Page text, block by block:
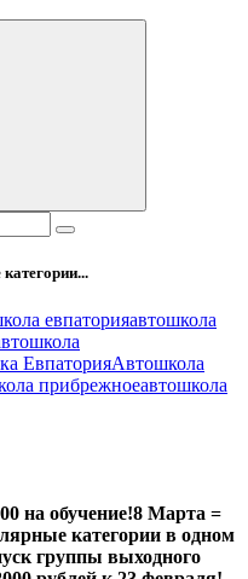
евпаторияавтошкола
ЕвпаторияАвтошкола
прибрежноеавтошкола
на обучение!8 Марта =
категории в одном
группы выходного